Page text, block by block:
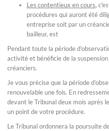
Les contentieux en cours,
procédures qui auront été
entreprise soit par un
bailleur, est
Pendant toute la période
activité et bénéficie de la
créanciers.
Je vous précise que la période
renouvelable une fois. En
devant le Tribunal deux mois après
un point de votre procédure.
Le Tribunal ordonnera la poursuite